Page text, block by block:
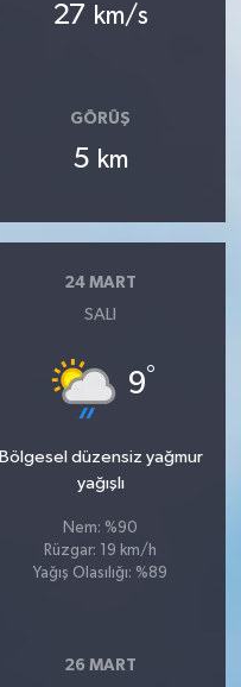
27 km/s
GÖRÜŞ
5 km
24 MART
SALI
9°
Bölgesel düzensiz yağmur
yağışlı
Nem: %90
Rüzgar: 19 km/h
Yağış Olasılığı: %89
26 MART